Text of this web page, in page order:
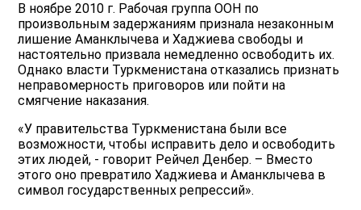
В ноябре 2010 г. Рабочая группа ООН по
произвольным задержаниям признала незаконным
лишение Аманклычева и Хаджиева свободы и
настоятельно призвала немедленно освободить их.
Однако власти Туркменистана отказались признать
неправомерность приговоров или пойти на
смягчение наказания.
«У правительства Туркменистана были все
возможности, чтобы исправить дело и освободить
этих людей, - говорит Рейчел Денбер. – Вместо
этого оно превратило Хаджиева и Аманклычева в
символ государственных репрессий».